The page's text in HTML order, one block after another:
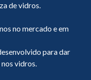
de vidros.
no mercado e em
para dar
vidros.